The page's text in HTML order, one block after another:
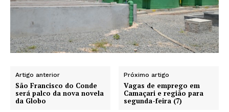
Artigo anterior
São Francisco do Conde
será palco da nova novela
da Globo
Próximo artigo
Vagas de emprego em
Camaçari e região para
segunda-feira (7)